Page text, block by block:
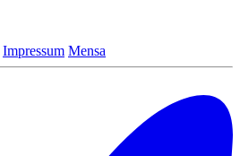
Impressum Mensa